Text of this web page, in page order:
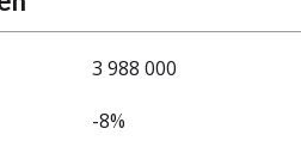
3 988 000
-8%